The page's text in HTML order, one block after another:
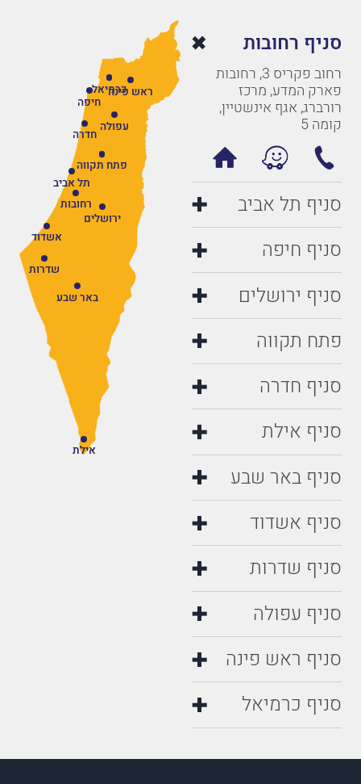
סניף רחובות
רחוב פקריס 3, רחובות
פארק המדע, מרכז
רורברג, אגף אינשטיין,
קומה 5
סניף תל אביב
סניף חיפה
סניף ירושלים
פתח תקווה
סניף חדרה
סניף אילת
סניף באר שבע
סניף אשדוד
סניף שדרות
סניף עפולה
סניף ראש פינה
סניף כרמיאל
רחובות
תל אביב
חיפה
ירושלים
פתח תקווה
חדרה
אילת
באר שבע
אשדוד
שדרות
עפולה
ראש פינהכרמיאל